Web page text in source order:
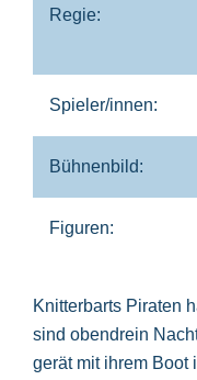
Regie:
Spieler/innen:
Bühnenbild:
Figuren:
Knitterbarts Piraten
sind obendrein
gerät mit ihrem Boot